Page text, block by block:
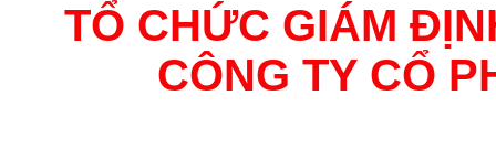
TỔ CHỨC GIÁM
CÔNG TY CỔ